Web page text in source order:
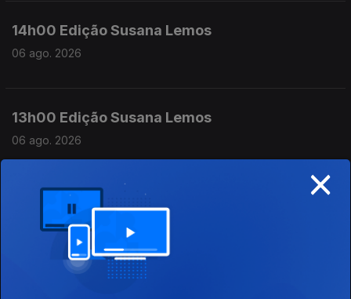
14h00 Edição Susana Lemos
06 ago. 2026
13h00 Edição Susana Lemos
06 ago. 2026
12h00 Edição Susana Lemos
06 ago. 2026
×